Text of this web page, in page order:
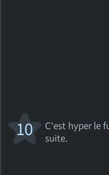
C'est hyper le
suite.
10